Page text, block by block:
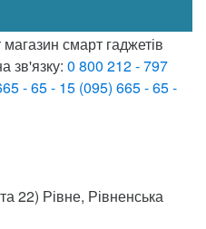
зв'язку: 0 800 212 - 797
- 65 - 15 (095) 665 - 65 -
22) Рівне, Рівненська